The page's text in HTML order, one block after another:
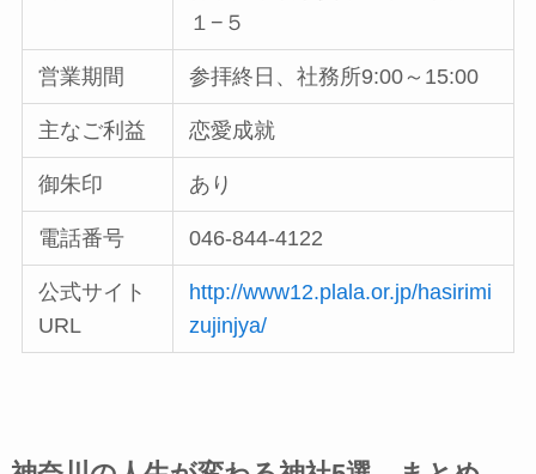
１−５
営業期間 参拝終日、社務所9:00～15:00
主なご利益 恋愛成就
御朱印 あり
電話番号 046-844-4122
公式サイト
URL
http://www12.plala.or.jp/hasirimi
zujinjya/